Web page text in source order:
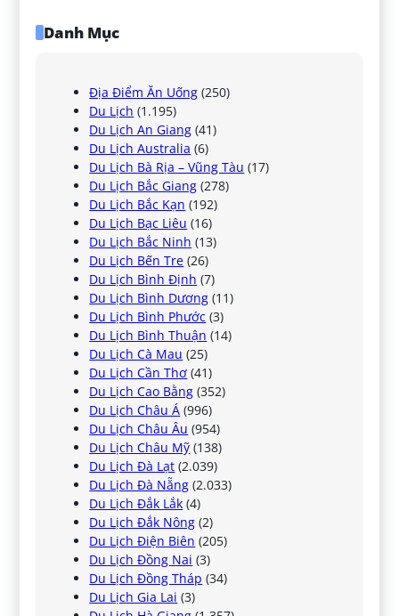
Danh Mục
Địa Điểm Ăn Uống (250)
Du Lịch (1.195)
Du Lịch An Giang (41)
Du Lịch Australia (6)
Du Lịch Bà Rịa – Vũng Tàu (17)
Du Lịch Bắc Giang (278)
Du Lịch Bắc Kạn (192)
Du Lịch Bạc Liêu (16)
Du Lịch Bắc Ninh (13)
Du Lịch Bến Tre (26)
Du Lịch Bình Định (7)
Du Lịch Bình Dương (11)
Du Lịch Bình Phước (3)
Du Lịch Bình Thuận (14)
Du Lịch Cà Mau (25)
Du Lịch Cần Thơ (41)
Du Lịch Cao Bằng (352)
Du Lịch Châu Á (996)
Du Lịch Châu Âu (954)
Du Lịch Châu Mỹ (138)
Du Lịch Đà Lạt (2.039)
Du Lịch Đà Nẵng (2.033)
Du Lịch Đắk Lắk (4)
Du Lịch Đắk Nông (2)
Du Lịch Điện Biên (205)
Du Lịch Đồng Nai (3)
Du Lịch Đồng Tháp (34)
Du Lịch Gia Lai (3)